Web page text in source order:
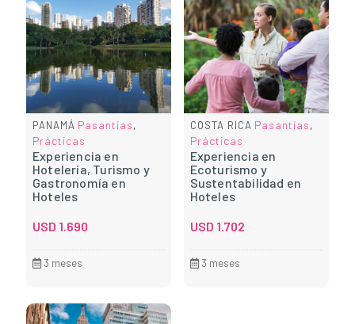
PANAMÁ Pasantías,
Prácticas
Experiencia en
Hotelería, Turismo y
Gastronomía en
Hoteles
USD 1.690
3 meses
COSTA RICA Pasantías,
Prácticas
Experiencia en
Ecoturismo y
Sustentabilidad en
Hoteles
USD 1.702
3 meses